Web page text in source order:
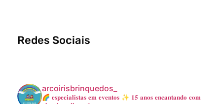
Redes Sociais
arcoirisbrinquedos_
🌈 𝐞𝐬𝐩𝐞𝐜𝐢𝐚𝐥𝐢𝐬𝐭𝐚𝐬 𝐞𝐦 𝐞𝐯𝐞𝐧𝐭𝐨𝐬 ✨ 𝟏𝟓 𝐚𝐧𝐨𝐬 𝐞𝐧𝐜𝐚𝐧𝐭𝐚𝐧𝐝𝐨 𝐜𝐨𝐦